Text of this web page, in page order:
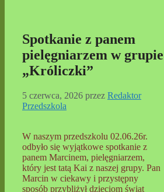
Spotkanie z panem
pielęgniarzem w grupie
„Króliczki”
5 czerwca, 2026 przez Redaktor
Przedszkola
W naszym przedszkolu 02.06.26r.
odbyło się wyjątkowe spotkanie z
panem Marcinem, pielęgniarzem,
który jest tatą Kai z naszej grupy. Pan
Marcin w ciekawy i przystępny
sposób przybliżył dzieciom świat